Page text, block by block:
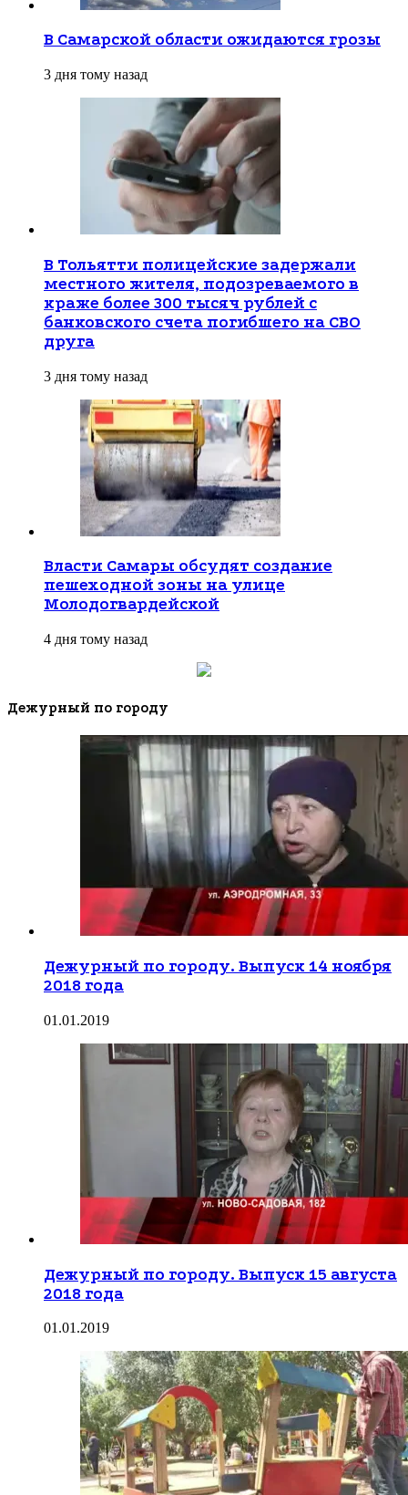
В Самарской области ожидаются грозы
3 дня тому назад
В Тольятти полицейские задержали
местного жителя, подозреваемого в
краже более 300 тысяч рублей с
банковского счета погибшего на СВО
друга
3 дня тому назад
Власти Самары обсудят создание
пешеходной зоны на улице
Молодогвардейской
4 дня тому назад
Дежурный по городу
Дежурный по городу. Выпуск 14 ноября
2018 года
01.01.2019
Дежурный по городу. Выпуск 15 августа
2018 года
01.01.2019